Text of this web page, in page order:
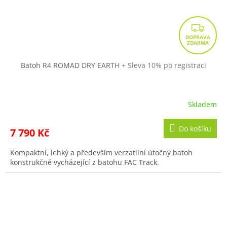
Z
D
A
R
Batoh R4 ROMAD DRY EARTH + Sleva 10% po registraci
Skladem
7 790 Kč Do košíku
Kompaktní, lehký a především verzatilní útočný batoh
konstrukčně vycházející z batohu FAC Track.